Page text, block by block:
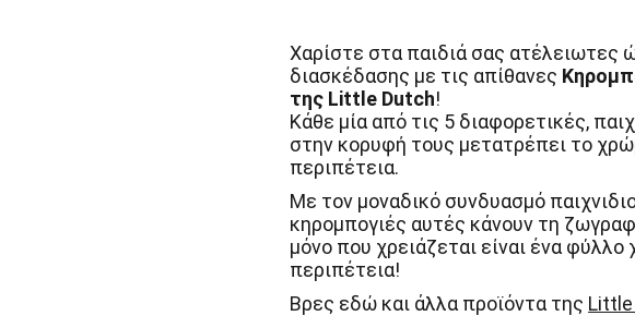
Dutch
ποσότητα
Χαρίστε στα παιδιά σας ατέλειωτες
διασκέδασης με τις απίθανες
της Little Dutch!
Κάθε μία από τις 5 διαφορετικές,
στην κορυφή τους μετατρέπει το
περιπέτεια.
Με τον μοναδικό συνδυασμό
κηρομπογιές αυτές κάνουν τη
μόνο που χρειάζεται είναι ένα φύλλο
περιπέτεια!
Βρες εδώ και άλλα προϊόντα της